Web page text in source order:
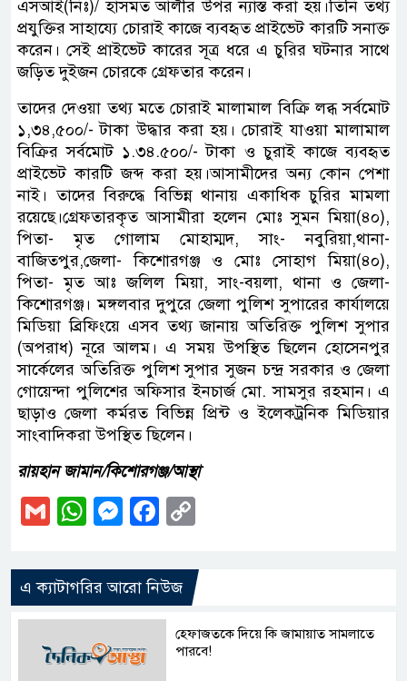
এসআই(নিঃ)/ হাসমত আলীর উপর ন্যাস্ত করা হয়।তিনি তথ্য
প্রযুক্তির সাহায্যে চোরাই কাজে ব্যবহৃত প্রাইভেট কারটি সনাক্ত
করেন। সেই প্রাইভেট কারের সূত্র ধরে এ চুরির ঘটনার সাথে
জড়িত দুইজন চোরকে গ্রেফতার করেন।
তাদের দেওয়া তথ্য মতে চোরাই মালামাল বিক্রি লব্ধ সর্বমোট
১,৩৪,৫০০/- টাকা উদ্ধার করা হয়। চোরাই যাওয়া মালামাল
বিক্রির সর্বমোট ১.৩৪.৫০০/- টাকা ও চুরাই কাজে ব্যবহৃত
প্রাইভেট কারটি জব্দ করা হয়।আসামীদের অন্য কোন পেশা
নাই। তাদের বিরুদ্ধে বিভিন্ন থানায় একাধিক চুরির মামলা
রয়েছে।গ্রেফতারকৃত আসামীরা হলেন মোঃ সুমন মিয়া(৪০),
পিতা- মৃত গোলাম মোহাম্মদ, সাং- নবুরিয়া,থানা-
বাজিতপুর,জেলা- কিশোরগঞ্জ ও মোঃ সোহাগ মিয়া(৪০),
পিতা- মৃত আঃ জলিল মিয়া, সাং-বয়লা, থানা ও জেলা-
কিশোরগঞ্জ। মঙ্গলবার দুপুরে জেলা পুলিশ সুপারের কার্যালয়ে
মিডিয়া ব্রিফিংয়ে এসব তথ্য জানায় অতিরিক্ত পুলিশ সুপার
(অপরাধ) নূরে আলম। এ সময় উপস্থিত ছিলেন হোসেনপুর
সার্কেলের অতিরিক্ত পুলিশ সুপার সুজন চন্দ্র সরকার ও জেলা
গোয়েন্দা পুলিশের অফিসার ইনচার্জ মো. সামসুর রহমান। এ
ছাড়াও জেলা কর্মরত বিভিন্ন প্রিন্ট ও ইলেকট্রনিক মিডিয়ার
সাংবাদিকরা উপস্থিত ছিলেন।
রায়হান জামান/কিশোরগঞ্জ/আস্থা
GmailWhatsApp
Messenger
Facebook
এ ক্যাটাগরির আরো নিউজ
হেফাজতকে দিয়ে কি জামায়াত সামলাতে
পারবে!